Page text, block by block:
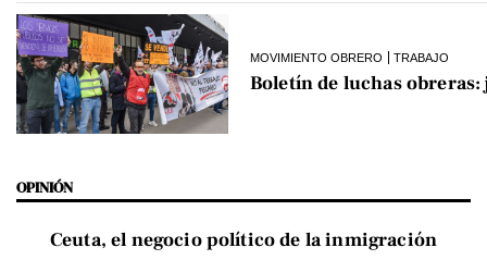
MOVIMIENTO OBRERO TRABAJO
Boletín de luchas
OPINIÓN
Ceuta, el negocio político de la inmigración